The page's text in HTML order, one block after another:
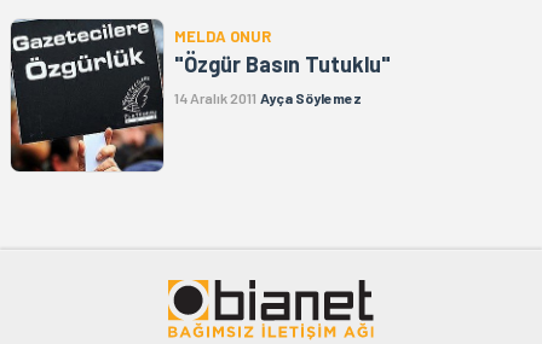
MELDA ONUR
"Özgür Basın Tutuklu"
14 Aralık 2011 Ayça Söylemez